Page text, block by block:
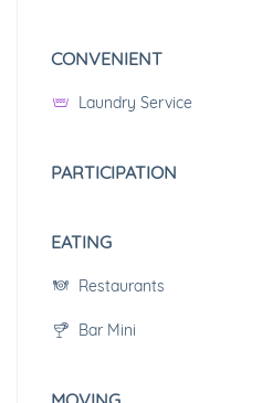
CONVENIENT
Laundry Service
PARTICIPATION
EATING
Restaurants
Bar Mini